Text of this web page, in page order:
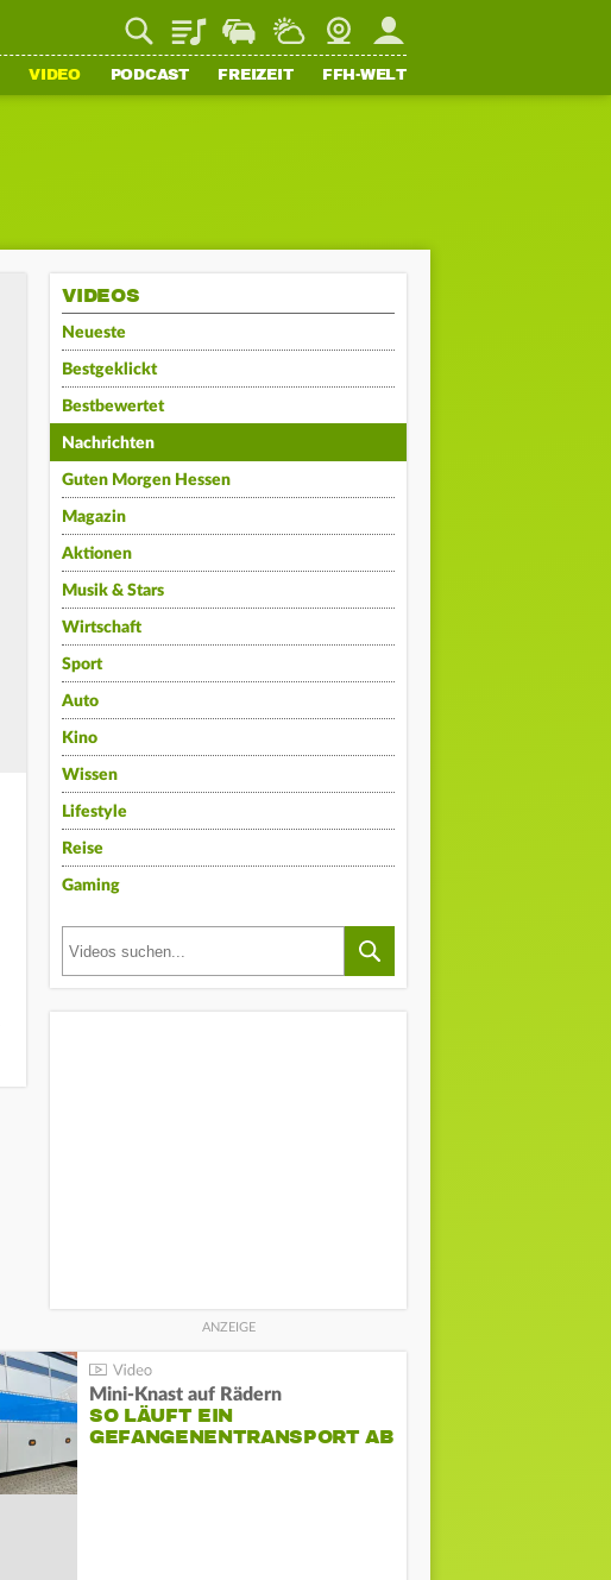
PlaylistStaupilotWetterWebcamMein FFH
VIDEO PODCAST FREIZEIT FFH-WELT
VIDEOS
Neueste
Bestgeklickt
Bestbewertet
Nachrichten
Guten Morgen Hessen
Magazin
Aktionen
Musik & Stars
Wirtschaft
Sport
Auto
Kino
Wissen
Lifestyle
Reise
Gaming
Mini-Knast auf Rädern
SO LÄUFT EIN
GEFANGENENTRANSPORT AB